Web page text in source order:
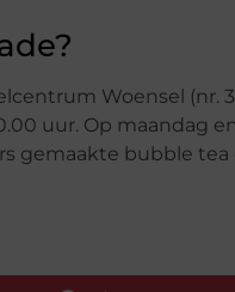
Woensel (nr.
uur. Op maandag
gemaakte bubble tea